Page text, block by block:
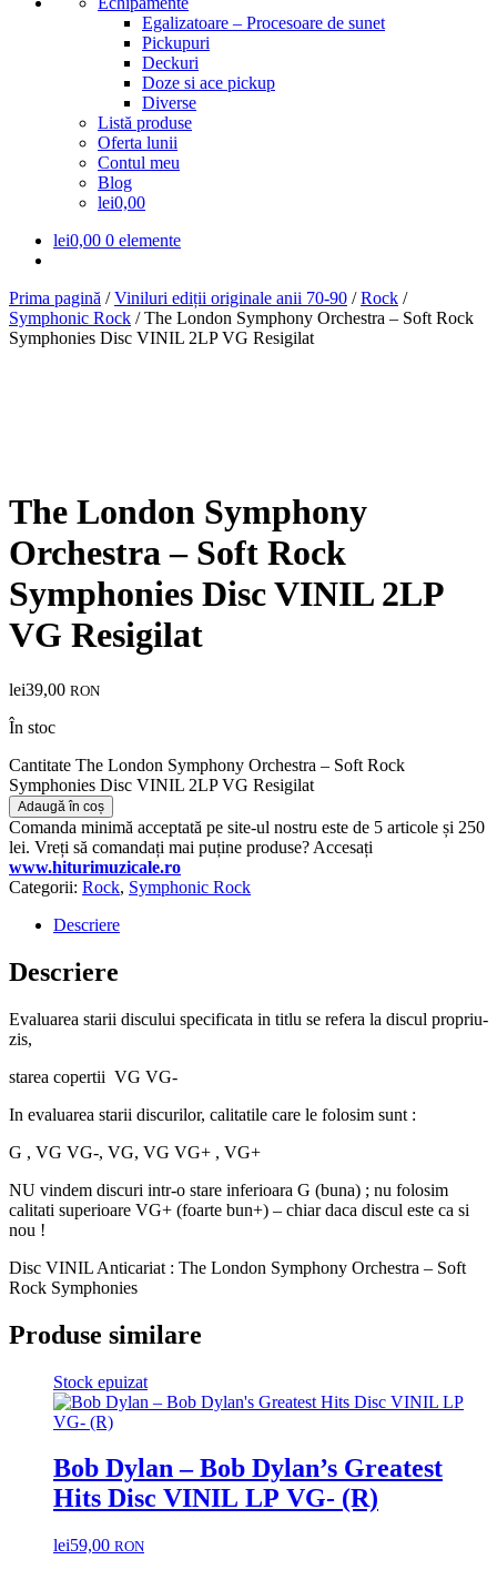
Egalizatoare – Procesoare de sunet
Pickupuri
Deckuri
Doze si ace pickup
Diverse
Listă produse
Oferta lunii
Contul meu
Blog
lei0,00
lei0,00 0 elemente
Prima pagină /Viniluri ediții originale anii 70-90 /Rock /
Symphonic Rock /The London Symphony Orchestra – Soft Rock
Symphonies Disc VINIL 2LP VG Resigilat
The London Symphony
Orchestra – Soft Rock
Symphonies Disc VINIL 2LP
VG Resigilat
lei39,00 RON
În stoc
Cantitate The London Symphony Orchestra – Soft Rock
Symphonies Disc VINIL 2LP VG Resigilat
Adaugă în coș
Comanda minimă acceptată pe site-ul nostru este de 5 articole și 250
lei. Vreți să comandați mai puține produse? Accesați
www.hiturimuzicale.ro
Categorii: Rock, Symphonic Rock
Descriere
Descriere
Evaluarea starii discului specificata in titlu se refera la discul propriu-
zis,
starea copertii VG VG-
In evaluarea starii discurilor, calitatile care le folosim sunt :
G , VG VG-, VG, VG VG+ , VG+
NU vindem discuri intr-o stare inferioara G (buna) ; nu folosim
calitati superioare VG+ (foarte bun+) – chiar daca discul este ca si
nou !
Disc VINIL Anticariat : The London Symphony Orchestra – Soft
Rock Symphonies
Produse similare
Stock epuizat
Bob Dylan – Bob Dylan’s Greatest
Hits Disc VINIL LP VG- (R)
lei59,00 RON